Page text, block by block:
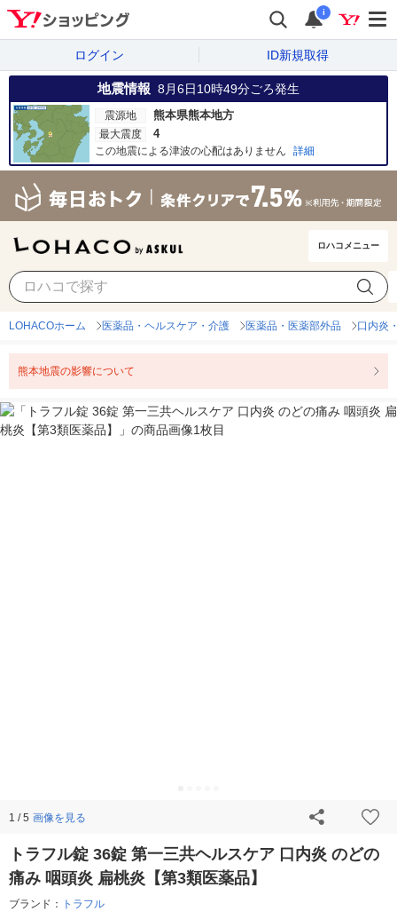
i
ログイン ID新規取得
地震情報 8月6日10時49分ごろ発生
震源地 熊本県熊本地方
最大震度 4
この地震による津波の心配はありません 詳細
ロハコメニュー
LOHACOホーム 医薬品・ヘルスケア・介護 医薬品・医薬部外品 口内炎
熊本地震の影響について
1 / 5 画像を見る
トラフル錠 36錠 第一三共ヘルスケア 口内炎 のどの
痛み 咽頭炎 扁桃炎【第3類医薬品】
ブランド： トラフル